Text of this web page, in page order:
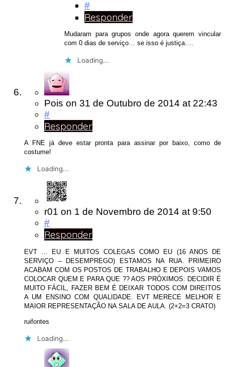
#
Responder
Mudaram para grupos onde agora querem vincular
com 0 dias de serviço… se isso é justiça….
Loading...
Pois on 31 de Outubro de 2014 at 22:43
#
Responder
A FNE já deve estar pronta para assinar por baixo, como de
costume!
Loading...
r01 on 1 de Novembro de 2014 at 9:50
#
Responder
EVT … EU E MUITOS COLEGAS COMO EU (16 ANOS DE
SERVIÇO – DESEMPREGO) ESTAMOS NA RUA. PRIMEIRO
ACABAM COM OS POSTOS DE TRABALHO E DEPOIS VAMOS
COLOCAR QUEM E PARA QUE ?? AOS PRÓXIMOS: DECIDIR É
MUITO FÁCIL, FAZER BEM É DEIXAR TODOS COM DIREITOS
A UM ENSINO COM QUALIDADE. EVT MERECE MELHOR E
MAIOR REPRESENTAÇÃO NA SALA DE AULA. (2+2=3 CRATO)
ruifontes
Loading...